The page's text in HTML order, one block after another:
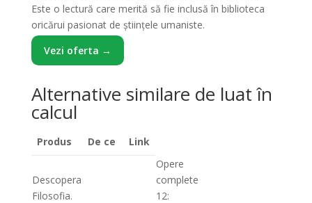
Este o lectură care merită să fie inclusă în biblioteca
oricărui pasionat de științele umaniste.
Vezi oferta →
Alternative similare de luat în
calcul
Produs De ce Link
Descopera
Filosofia.
Opere
complete
12: